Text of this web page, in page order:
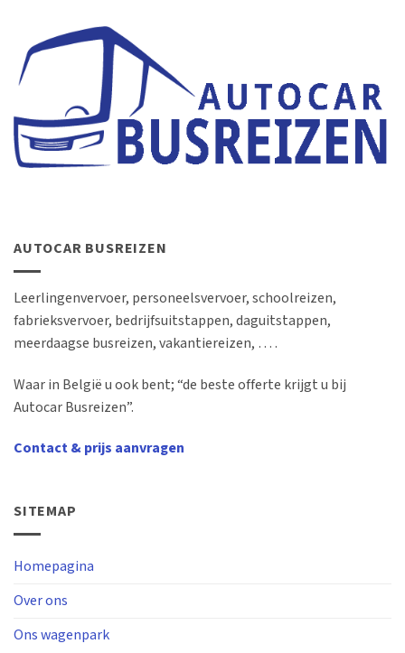
AUTOCAR BUSREIZEN
Leerlingenvervoer, personeelsvervoer, schoolreizen,
fabrieksvervoer, bedrijfsuitstappen, daguitstappen,
meerdaagse busreizen, vakantiereizen, … .
Waar in België u ook bent; “de beste offerte krijgt u bij
Autocar Busreizen”.
Contact & prijs aanvragen
SITEMAP
Homepagina
Over ons
Ons wagenpark